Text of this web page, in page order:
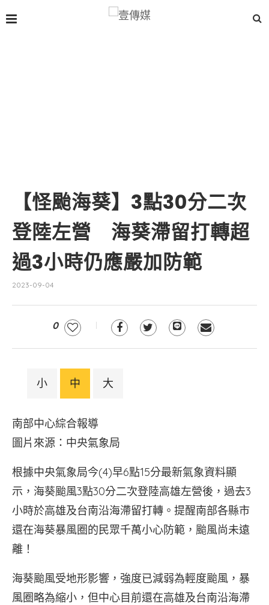
【怪颱海葵】3點30分二次
登陸左營 海葵滯留打轉超
過3小時仍應嚴加防範
2023-09-04
0
小 中 大
南部中心綜合報導
圖片來源：中央氣象局
根據中央氣象局今(4)早6點15分最新氣象資料顯
示，海葵颱風3點30分二次登陸高雄左營後，過去3
小時於高雄及台南沿海滯留打轉。提醒南部各縣市
還在海葵暴風圈的民眾千萬小心防範，颱風尚未遠
離！
海葵颱風受地形影響，強度已減弱為輕度颱風，暴
風圈略為縮小，但中心目前還在高雄及台南沿海滯